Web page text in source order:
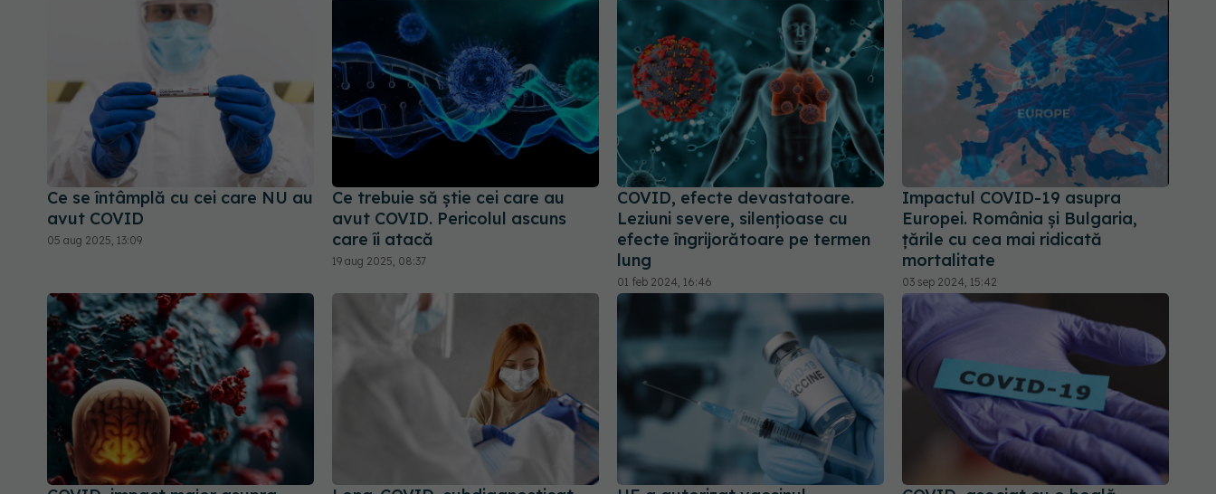
Ce se întâmplă cu cei care NU au
avut COVID
05 aug 2025, 13:09
Ce trebuie să știe cei care au
avut COVID. Pericolul ascuns
care îi atacă
19 aug 2025, 08:37
COVID, efecte devastatoare.
Leziuni severe, silențioase cu
efecte îngrijorătoare pe termen
lung
01 feb 2024, 16:46
Impactul COVID-19 asupra
Europei. România și Bulgaria,
țările cu cea mai ridicată
mortalitate
03 sep 2024, 15:42